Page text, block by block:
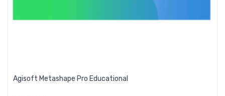
Agisoft Metashape Pro Educational